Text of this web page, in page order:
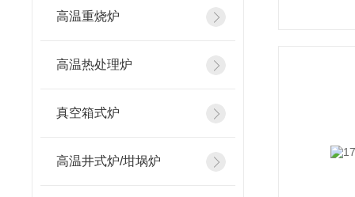
高温重烧炉
高温热处理炉
真空箱式炉
高温井式炉/坩埚炉